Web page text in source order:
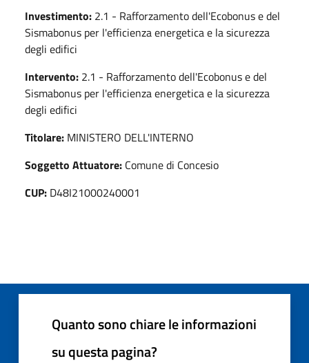
Investimento: 2.1 - Rafforzamento dell'Ecobonus e del
Sismabonus per l'efficienza energetica e la sicurezza
degli edifici
Intervento: 2.1 - Rafforzamento dell'Ecobonus e del
Sismabonus per l'efficienza energetica e la sicurezza
degli edifici
Titolare: MINISTERO DELL'INTERNO
Soggetto Attuatore: Comune di Concesio
CUP: D48I21000240001
Quanto sono chiare le informazioni
su questa pagina?